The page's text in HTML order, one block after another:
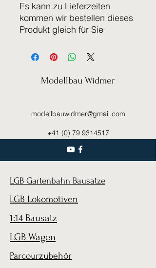
Es kann zu Lieferzeiten
kommen wir bestellen dieses
Produkt gleich für Sie
Modellbau Widmer
modellbauwidmer@gmail.com
+41 (0) 79 9314517
LGB Gartenbahn Bausätze
LGB Lokomotiven
1:14 Bausatz
LGB Wagen
Parcourzubehör